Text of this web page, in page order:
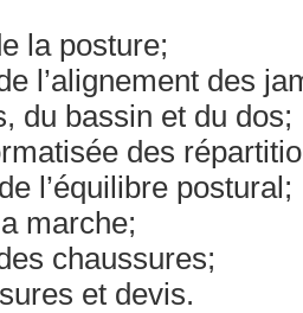
la posture;
l’alignement des
du bassin et du dos;
des
l’équilibre postural;
marche;
chaussures;
et devis.